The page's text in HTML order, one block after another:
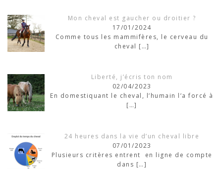
Mon cheval est gaucher ou droitier ?
17/01/2024
Comme tous les mammifères, le cerveau du
cheval […]
Liberté, j’écris ton nom
02/04/2023
En domestiquant le cheval, l’humain l’a forcé à
[…]
24 heures dans la vie d’un cheval libre
07/01/2023
Plusieurs critères entrent en ligne de compte
dans […]